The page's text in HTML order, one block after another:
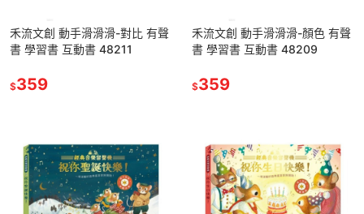
禾流文創 動手滑滑滑-對比 有聲
書 學習書 互動書 48211
$359
禾流文創 動手滑滑滑-顏色 有聲
書 學習書 互動書 48209
$359